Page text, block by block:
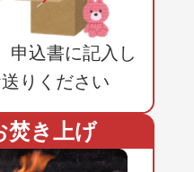
申込書に記入し
りください
焚き上げ